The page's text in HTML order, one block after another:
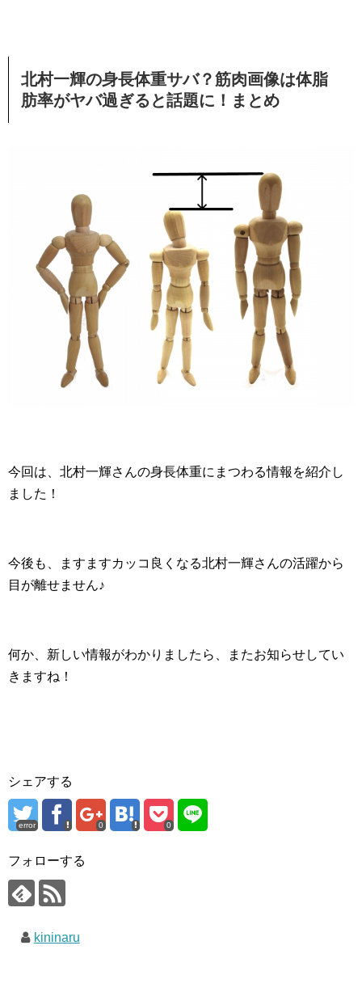
北村一輝の身長体重サバ？筋肉画像は体脂
肪率がヤバ過ぎると話題に！まとめ
今回は、北村一輝さんの身長体重にまつわる情報を紹介し
ました！
今後も、ますますカッコ良くなる北村一輝さんの活躍から
目が離せません♪
何か、新しい情報がわかりましたら、またお知らせしてい
きますね！
シェアする
error 0 0
フォローする
kininaru